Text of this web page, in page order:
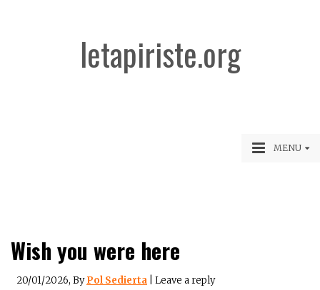
letapiriste.org
MENU
Wish you were here
20/01/2026, ByPol Sedierta Leave a reply